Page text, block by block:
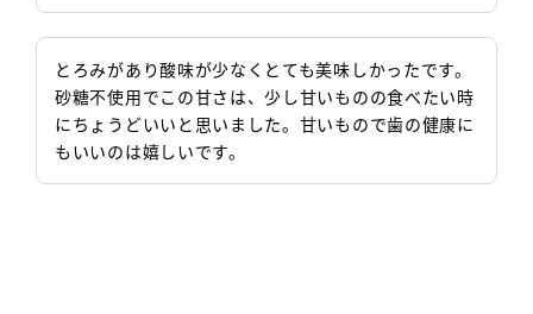
とろみがあり酸味が少なくとても美味しかったです。
砂糖不使用でこの甘さは、少し甘いものの食べたい時
にちょうどいいと思いました。甘いもので歯の健康に
もいいのは嬉しいです。